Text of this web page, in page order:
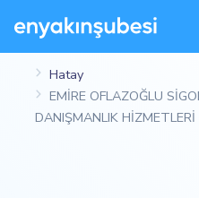
Hatay
EMİRE OFLAZOĞLU
DANIŞMANLIK HİZMETLERİ